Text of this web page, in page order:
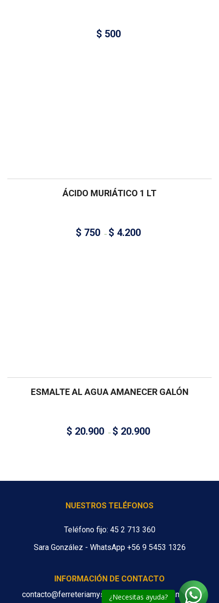
¿Necesitas ayuda?
$ 500
ÁCIDO MURIÁTICO 1 LT
$ 750 – $ 4.200
ESMALTE AL AGUA AMANECER GALÓN
$ 20.900 – $ 20.900
NUESTROS TELÉFONOS
Teléfono fijo: 45 2 713 360
Sara González - WhatsApp +56 9 5453 1326
INFORMACIÓN DE CONTACTO
contacto@ferreteriamys.cl ventas@ferreteriamys.cl